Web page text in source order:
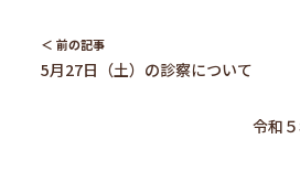
5月27日（土）の診察について
令和